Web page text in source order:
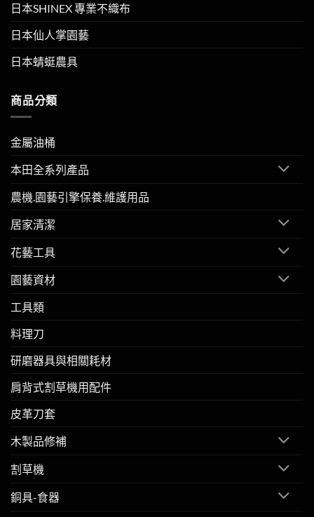
日本SHINEX 專業不織布
日本仙人掌園藝
日本蜻蜓農具
商品分類
金屬油桶
本田全系列產品
農機.園藝引擎保養.維護用品
居家清潔
花藝工具
園藝資材
工具類
料理刀
研磨器具與相關耗材
肩背式割草機用配件
皮革刀套
木製品修補
割草機
銅具-食器